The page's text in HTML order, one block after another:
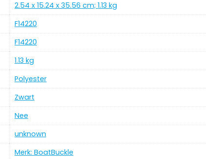
‎2.54 x 15.24 x 35.56 cm; 1.13 kg
‎F14220
‎F14220
‎1.13 kg
‎Polyester
‎Zwart
‎Nee
‎unknown
Merk: BoatBuckle